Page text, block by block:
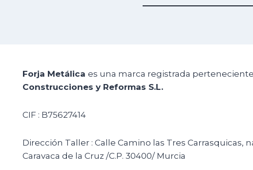
Forja Metálica es una marca registrada
Construcciones y Reformas S.L.
CIF : B75627414
Dirección Taller : Calle Camino las Tres Carrasquicas,
Caravaca de la Cruz /C.P. 30400/ Murcia